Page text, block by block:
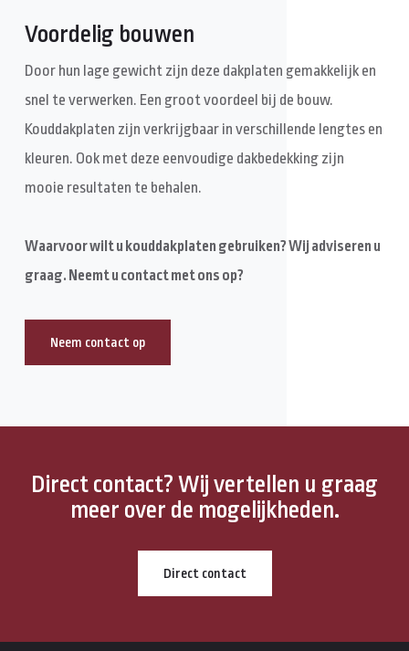
Voordelig bouwen
Door hun lage gewicht zijn deze dakplaten gemakkelijk en
snel te verwerken. Een groot voordeel bij de bouw.
Kouddakplaten zijn verkrijgbaar in verschillende lengtes en
kleuren. Ook met deze eenvoudige dakbedekking zijn
mooie resultaten te behalen.
Waarvoor wilt u kouddakplaten gebruiken? Wij adviseren u
graag. Neemt u contact met ons op?
Neem contact op
Direct contact? Wij vertellen u graag
meer over de mogelijkheden.
Direct contact